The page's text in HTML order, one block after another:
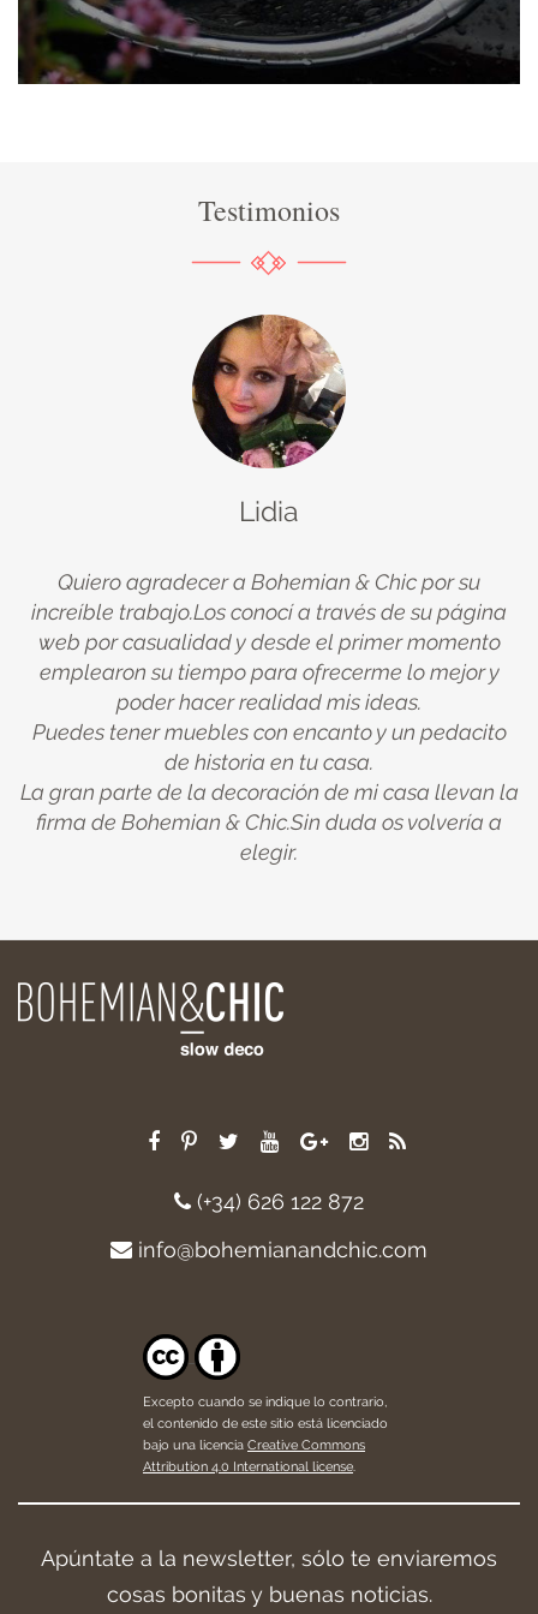
Testimonios
Lidia
Quiero agradecer a Bohemian & Chic por su
increíble trabajo.Los conocí a través de su página
web por casualidad y desde el primer momento
emplearon su tiempo para ofrecerme lo mejor y
poder hacer realidad mis ideas.
Puedes tener muebles con encanto y un pedacito
de historia en tu casa.
La gran parte de la decoración de mi casa llevan la
firma de Bohemian & Chic.Sin duda os volvería a
elegir.
(+34) 626 122 872
info@bohemianandchic.com
Excepto cuando se indique lo contrario,
el contenido de este sitio está licenciado
bajo una licencia Creative Commons
Attribution 4.0 International license.
Apúntate a la newsletter, sólo te enviaremos
cosas bonitas y buenas noticias.